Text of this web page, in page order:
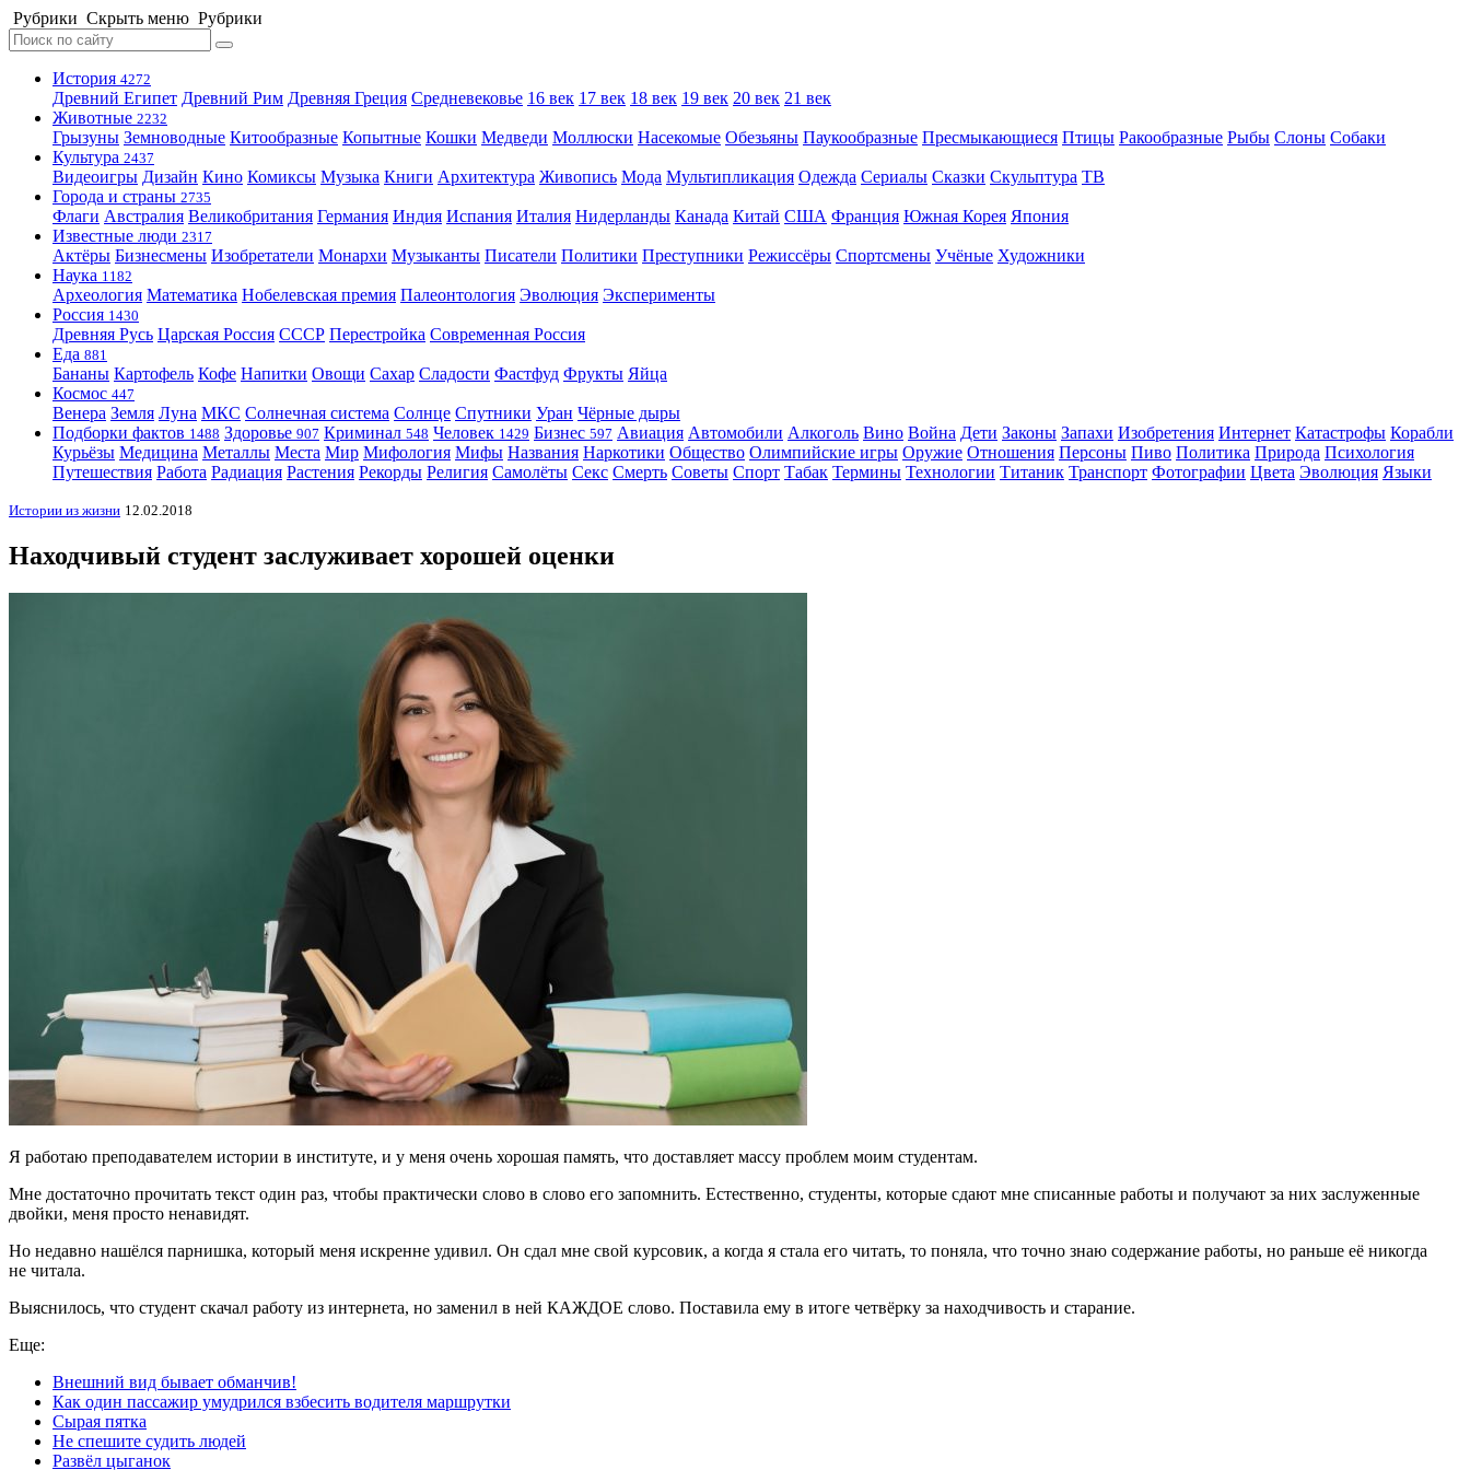
Рубрики Скрыть меню Рубрики
История 4272
Древний Египет Древний Рим Древняя Греция Средневековье 16 век 17 век 18 век 19 век 20 век 21 век
Животные 2232
Грызуны Земноводные Китообразные Копытные Кошки Медведи Моллюски Насекомые Обезьяны Паукообразные Пресмыкающиеся Птицы Ракообразные Рыбы Слоны Собаки
Культура 2437
Видеоигры Дизайн Кино Комиксы Музыка Книги Архитектура Живопись Мода Мультипликация Одежда Сериалы Сказки Скульптура ТВ
Города и страны 2735
Флаги Австралия Великобритания Германия Индия Испания Италия Нидерланды Канада Китай США Франция Южная Корея Япония
Известные люди 2317
Актёры Бизнесмены Изобретатели Монархи Музыканты Писатели Политики Преступники Режиссёры Спортсмены Учёные Художники
Наука 1182
Археология Математика Нобелевская премия Палеонтология Эволюция Эксперименты
Россия 1430
Древняя Русь Царская Россия СССР Перестройка Современная Россия
Еда 881
Бананы Картофель Кофе Напитки Овощи Сахар Сладости Фастфуд Фрукты Яйца
Космос 447
Венера Земля Луна МКС Солнечная система Солнце Спутники Уран Чёрные дыры
Подборки фактов 1488 Здоровье 907 Криминал 548 Человек 1429 Бизнес 597 Авиация Автомобили Алкоголь Вино Война Дети Законы Запахи Изобретения Интернет Катастрофы Корабли
Курьёзы Медицина Металлы Места Мир Мифология Мифы Названия Наркотики Общество Олимпийские игры Оружие Отношения Персоны Пиво Политика Природа Психология
Путешествия Работа Радиация Растения Рекорды Религия Самолёты Секс Смерть Советы Спорт Табак Термины Технологии Титаник Транспорт Фотографии Цвета Эволюция Языки
Истории из жизни 12.02.2018
Находчивый студент заслуживает хорошей оценки
Я работаю преподавателем истории в институте, и у меня очень хорошая память, что доставляет массу проблем моим студентам.
Мне достаточно прочитать текст один раз, чтобы практически слово в слово его запомнить. Естественно, студенты, которые сдают мне списанные работы и получают за них заслуженные
двойки, меня просто ненавидят.
Но недавно нашёлся парнишка, который меня искренне удивил. Он сдал мне свой курсовик, а когда я стала его читать, то поняла, что точно знаю содержание работы, но раньше её никогда
не читала.
Выяснилось, что студент скачал работу из интернета, но заменил в ней КАЖДОЕ слово. Поставила ему в итоге четвёрку за находчивость и старание.
Еще:
Внешний вид бывает обманчив!
Как один пассажир умудрился взбесить водителя маршрутки
Сырая пятка
Не спешите судить людей
Развёл цыганок